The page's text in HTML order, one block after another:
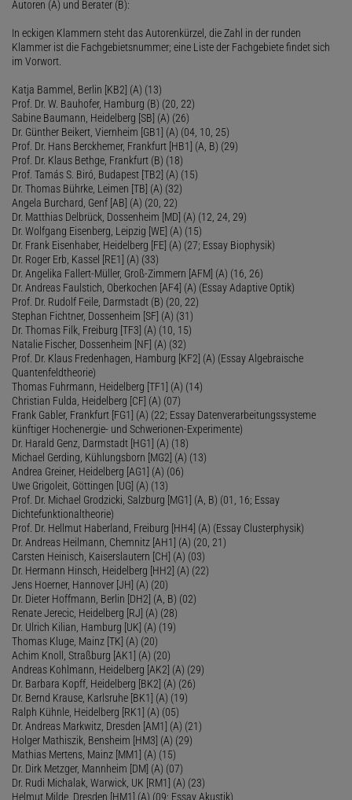
Autoren (A) und Berater (B):
In eckigen Klammern steht das Autorenkürzel, die Zahl in der runden
Klammer ist die Fachgebietsnummer; eine Liste der Fachgebiete findet sich
im Vorwort.
Katja Bammel, Berlin [KB2] (A) (13)
Prof. Dr. W. Bauhofer, Hamburg (B) (20, 22)
Sabine Baumann, Heidelberg [SB] (A) (26)
Dr. Günther Beikert, Viernheim [GB1] (A) (04, 10, 25)
Prof. Dr. Hans Berckhemer, Frankfurt [HB1] (A, B) (29)
Prof. Dr. Klaus Bethge, Frankfurt (B) (18)
Prof. Tamás S. Biró, Budapest [TB2] (A) (15)
Dr. Thomas Bührke, Leimen [TB] (A) (32)
Angela Burchard, Genf [AB] (A) (20, 22)
Dr. Matthias Delbrück, Dossenheim [MD] (A) (12, 24, 29)
Dr. Wolfgang Eisenberg, Leipzig [WE] (A) (15)
Dr. Frank Eisenhaber, Heidelberg [FE] (A) (27; Essay Biophysik)
Dr. Roger Erb, Kassel [RE1] (A) (33)
Dr. Angelika Fallert-Müller, Groß-Zimmern [AFM] (A) (16, 26)
Dr. Andreas Faulstich, Oberkochen [AF4] (A) (Essay Adaptive Optik)
Prof. Dr. Rudolf Feile, Darmstadt (B) (20, 22)
Stephan Fichtner, Dossenheim [SF] (A) (31)
Dr. Thomas Filk, Freiburg [TF3] (A) (10, 15)
Natalie Fischer, Dossenheim [NF] (A) (32)
Prof. Dr. Klaus Fredenhagen, Hamburg [KF2] (A) (Essay Algebraische
Quantenfeldtheorie)
Thomas Fuhrmann, Heidelberg [TF1] (A) (14)
Christian Fulda, Heidelberg [CF] (A) (07)
Frank Gabler, Frankfurt [FG1] (A) (22; Essay Datenverarbeitungssysteme
künftiger Hochenergie- und Schwerionen-Experimente)
Dr. Harald Genz, Darmstadt [HG1] (A) (18)
Michael Gerding, Kühlungsborn [MG2] (A) (13)
Andrea Greiner, Heidelberg [AG1] (A) (06)
Uwe Grigoleit, Göttingen [UG] (A) (13)
Prof. Dr. Michael Grodzicki, Salzburg [MG1] (A, B) (01, 16; Essay
Dichtefunktionaltheorie)
Prof. Dr. Hellmut Haberland, Freiburg [HH4] (A) (Essay Clusterphysik)
Dr. Andreas Heilmann, Chemnitz [AH1] (A) (20, 21)
Carsten Heinisch, Kaiserslautern [CH] (A) (03)
Dr. Hermann Hinsch, Heidelberg [HH2] (A) (22)
Jens Hoerner, Hannover [JH] (A) (20)
Dr. Dieter Hoffmann, Berlin [DH2] (A, B) (02)
Renate Jerecic, Heidelberg [RJ] (A) (28)
Dr. Ulrich Kilian, Hamburg [UK] (A) (19)
Thomas Kluge, Mainz [TK] (A) (20)
Achim Knoll, Straßburg [AK1] (A) (20)
Andreas Kohlmann, Heidelberg [AK2] (A) (29)
Dr. Barbara Kopff, Heidelberg [BK2] (A) (26)
Dr. Bernd Krause, Karlsruhe [BK1] (A) (19)
Ralph Kühnle, Heidelberg [RK1] (A) (05)
Dr. Andreas Markwitz, Dresden [AM1] (A) (21)
Holger Mathiszik, Bensheim [HM3] (A) (29)
Mathias Mertens, Mainz [MM1] (A) (15)
Dr. Dirk Metzger, Mannheim [DM] (A) (07)
Dr. Rudi Michalak, Warwick, UK [RM1] (A) (23)
Helmut Milde, Dresden [HM1] (A) (09; Essay Akustik)